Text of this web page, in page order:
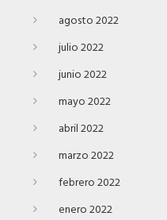
agosto 2022
julio 2022
junio 2022
mayo 2022
abril 2022
marzo 2022
febrero 2022
enero 2022